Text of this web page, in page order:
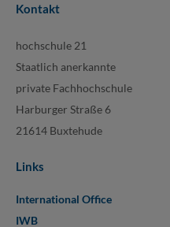
Kontakt
hochschule 21
Staatlich anerkannte
private Fachhochschule
Harburger Straße 6
21614 Buxtehude
Links
International Office
IWB